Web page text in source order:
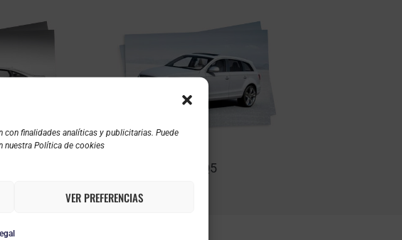
finalidades analíticas y publicitarias. Puede
nuestra Política de cookies
VER PREFERENCIAS
AUDI Q5